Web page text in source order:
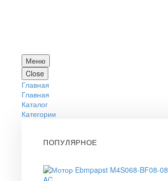
Меню
Close
Главная
Главная
Каталог
Категории
ПОПУЛЯРНОЕ